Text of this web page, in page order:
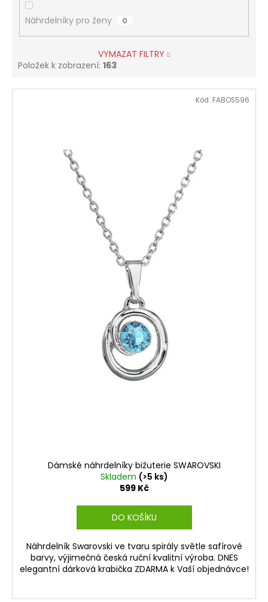
Náhrdelníky pro ženy 0
VYMAZAT FILTRY
Položek k zobrazení: 163
V
Dámské náhrdelníky bižuterie SWAROVSKI
Skladem (>5 ks)
599 Kč
DO KOŠÍKU
Náhrdelník Swarovski ve tvaru spirály světle safírové
barvy, výjimečná česká ruční kvalitní výroba. DNES
elegantní dárková krabička ZDARMA k Vaší objednávce!
Kód: FABOS596